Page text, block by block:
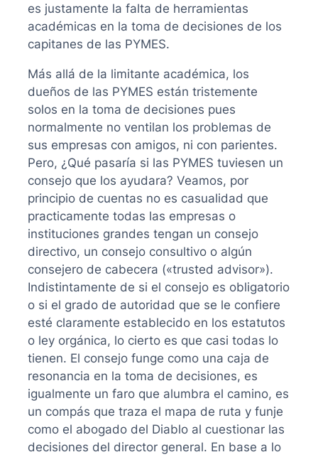
es justamente la falta de herramientas
académicas en la toma de decisiones de los
capitanes de las PYMES.
Más allá de la limitante académica, los
dueños de las PYMES están tristemente
solos en la toma de decisiones pues
normalmente no ventilan los problemas de
sus empresas con amigos, ni con parientes.
Pero, ¿Qué pasaría si las PYMES tuviesen un
consejo que los ayudara? Veamos, por
principio de cuentas no es casualidad que
practicamente todas las empresas o
instituciones grandes tengan un consejo
directivo, un consejo consultivo o algún
consejero de cabecera («trusted advisor»).
Indistintamente de si el consejo es obligatorio
o si el grado de autoridad que se le confiere
esté claramente establecido en los estatutos
o ley orgánica, lo cierto es que casi todas lo
tienen. El consejo funge como una caja de
resonancia en la toma de decisiones, es
igualmente un faro que alumbra el camino, es
un compás que traza el mapa de ruta y funje
como el abogado del Diablo al cuestionar las
decisiones del director general. En base a lo